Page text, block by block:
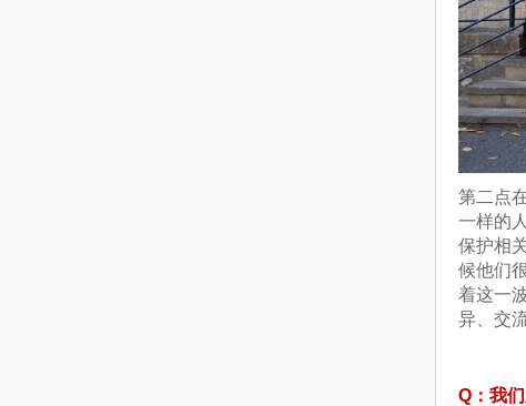
第二点
一样的
保护相
候他们
着这一
异、交
Q：我